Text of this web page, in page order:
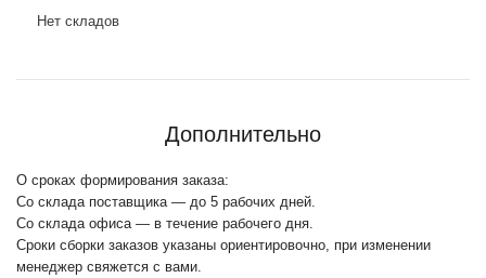
Нет складов
Дополнительно
О сроках формирования заказа:
Со склада поставщика — до 5 рабочих дней.
Со склада офиса — в течение рабочего дня.
Сроки сборки заказов указаны ориентировочно, при изменении
менеджер свяжется с вами.